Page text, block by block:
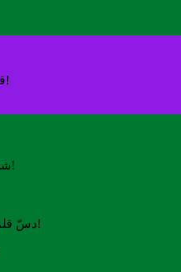
قرر أي من هذه المواقف آمنة أو غير آمنة!
شخص كبير يوصّل مصباحًا بالكهرباء... آمن!
دسّ قلم رصاص في مقبس الكهرباء ... غير آمن!